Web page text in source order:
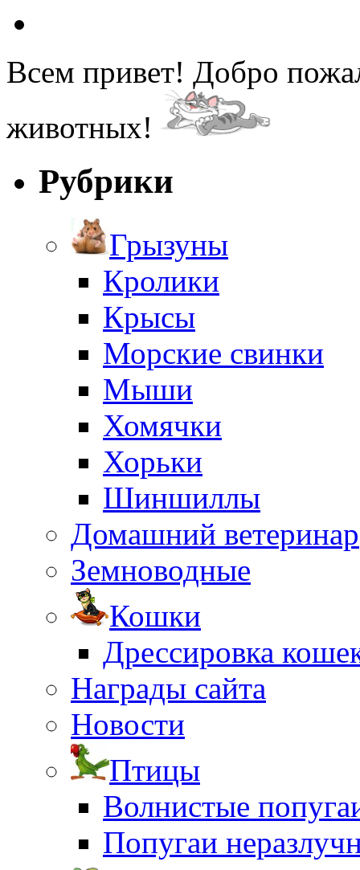
Всем привет! Добро
животных!
Рубрики
Грызуны
Кролики
Крысы
Морские свинки
Мыши
Хомячки
Хорьки
Шиншиллы
Домашний ветеринар
Земноводные
Кошки
Дрессировка
Награды сайта
Новости
Птицы
Волнистые
Попугаи